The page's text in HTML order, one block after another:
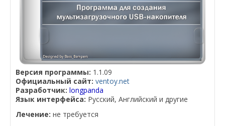
Версия программы: 1.1.09
Официальный сайт: ventoy.net
Разработчик: longpanda
Язык интерфейса: Русский, Английский и другие
Лечение: не требуется